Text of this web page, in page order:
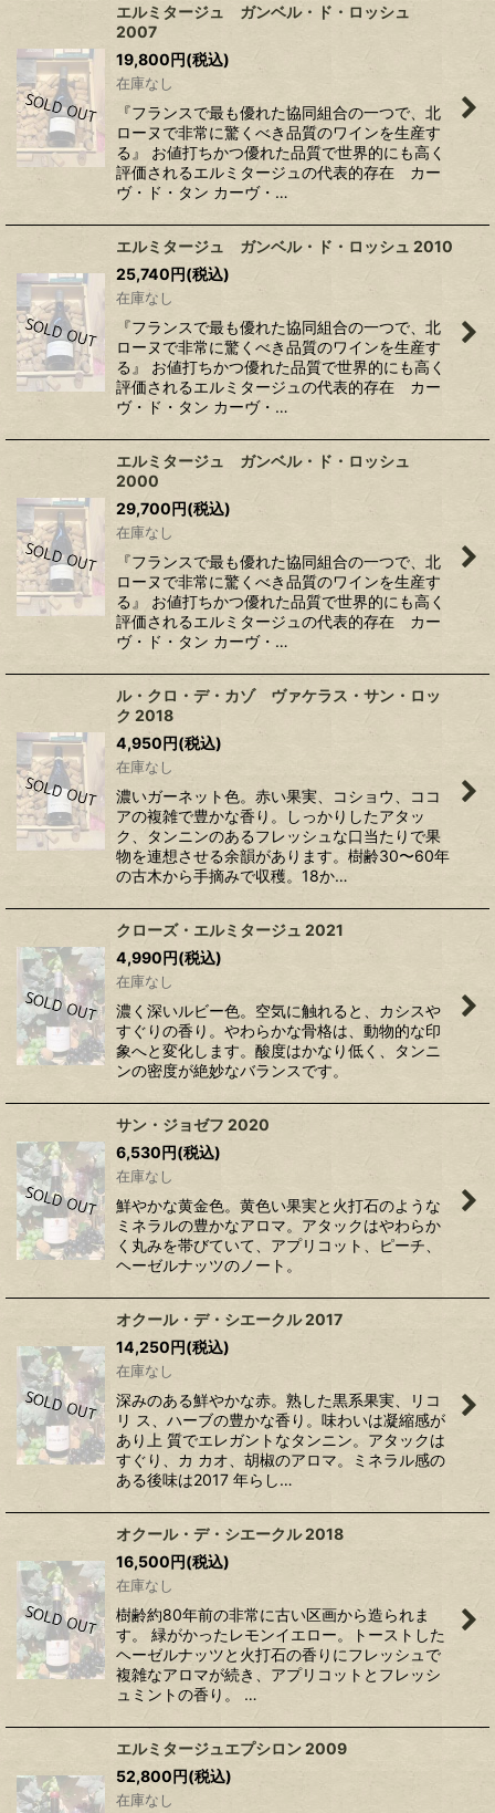
エルミタージュ ガンベル・ド・ロッシュ
2007
19,800円(税込)
在庫なし
『フランスで最も優れた協同組合の一つで、北
ローヌで非常に驚くべき品質のワインを生産す
る』 お値打ちかつ優れた品質で世界的にも高く
評価されるエルミタージュの代表的存在 カー
ヴ・ド・タン カーヴ・…
エルミタージュ ガンベル・ド・ロッシュ 2010
25,740円(税込)
在庫なし
『フランスで最も優れた協同組合の一つで、北
ローヌで非常に驚くべき品質のワインを生産す
る』 お値打ちかつ優れた品質で世界的にも高く
評価されるエルミタージュの代表的存在 カー
ヴ・ド・タン カーヴ・…
エルミタージュ ガンベル・ド・ロッシュ
2000
29,700円(税込)
在庫なし
『フランスで最も優れた協同組合の一つで、北
ローヌで非常に驚くべき品質のワインを生産す
る』 お値打ちかつ優れた品質で世界的にも高く
評価されるエルミタージュの代表的存在 カー
ヴ・ド・タン カーヴ・…
ル・クロ・デ・カゾ ヴァケラス・サン・ロッ
ク 2018
4,950円(税込)
在庫なし
濃いガーネット色。赤い果実、コショウ、ココ
アの複雑で豊かな香り。しっかりしたアタッ
ク、タンニンのあるフレッシュな口当たりで果
物を連想させる余韻があります。樹齢30〜60年
の古木から手摘みで収穫。18か…
クローズ・エルミタージュ 2021
4,990円(税込)
在庫なし
濃く深いルビー色。空気に触れると、カシスや
すぐりの香り。やわらかな骨格は、動物的な印
象へと変化します。酸度はかなり低く、タンニ
ンの密度が絶妙なバランスです。
サン・ジョゼフ 2020
6,530円(税込)
在庫なし
鮮やかな黄金色。黄色い果実と火打石のような
ミネラルの豊かなアロマ。アタックはやわらか
く丸みを帯びていて、アプリコット、ピーチ、
ヘーゼルナッツのノート。
オクール・デ・シエークル 2017
14,250円(税込)
在庫なし
深みのある鮮やかな赤。熟した黒系果実、リコ
リ ス、ハーブの豊かな香り。味わいは凝縮感が
あり上 質でエレガントなタンニン。アタックは
すぐり、カ カオ、胡椒のアロマ。ミネラル感の
ある後味は2017 年らし…
オクール・デ・シエークル 2018
16,500円(税込)
在庫なし
樹齢約80年前の非常に古い区画から造られま
す。 緑がかったレモンイエロー。トーストした
ヘーゼルナッツと火打石の香りにフレッシュで
複雑なアロマが続き、アプリコットとフレッシ
ュミントの香り。 …
エルミタージュエプシロン 2009
52,800円(税込)
在庫なし